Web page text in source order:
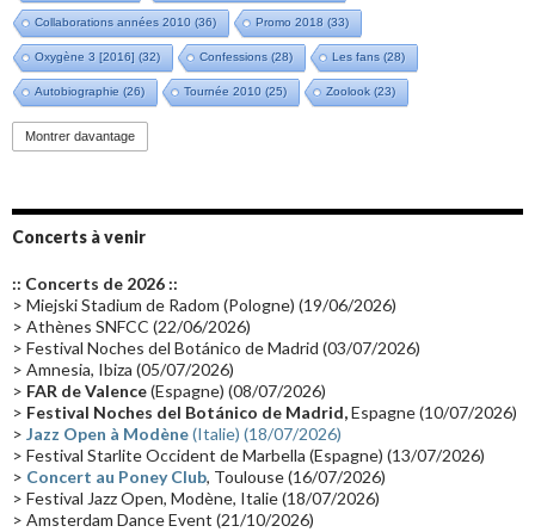
Collaborations années 2010 (36) Promo 2018 (33)
Oxygène 3 [2016] (32) Confessions (28) Les fans (28)
Autobiographie (26) Tournée 2010 (25) Zoolook (23)
Promo 2019(23)
Groupe de Recherche Musicale
Passages radio Vidéo Jarrecast (16) Synthé 80's
Les concerts en Chine(16) Cinéma
Synthé Roland(15) Belgique(15)
(14) Astronomie (14)
Tournée 2025(14) 2024(14) Chine(13)
Montrer davantage
Concerts à venir
:: Concerts de 2026 ::
> Miejski Stadium de Radom (Pologne) (19/06/2026)
> Athènes SNFCC (22/06/2026)
> Festival Noches del Botánico de Madrid (03/07/2026)
> Amnesia, Ibiza (05/07/2026)
> FAR de Valence(Espagne) (08/07/2026)
> Festival Noches del Botánico de Madrid,Espagne (10/07/2026)
> Jazz Open à Modène(Italie) (18/07/2026)
> Festival Starlite Occident de Marbella (Espagne) (13/07/2026)
> Concert au Poney Club, Toulouse (16/07/2026)
> Festival Jazz Open, Modène, Italie (18/07/2026)
> Amsterdam Dance Event (21/10/2026)